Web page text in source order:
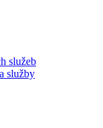
služeb
služby